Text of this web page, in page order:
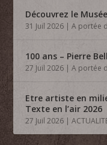
Découvrez le
31 Juil 2026 |A portée
100 ans – Pierre
27 Juil 2026 |A portée
Etre artiste en
Texte en l’air 2026
27 Juil 2026 |